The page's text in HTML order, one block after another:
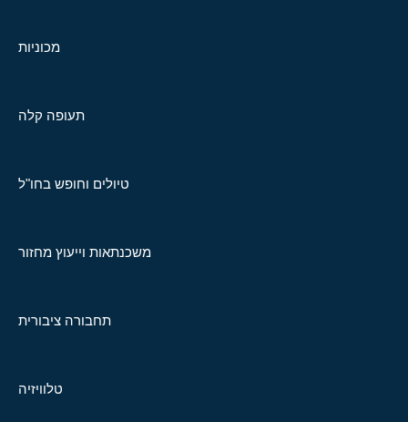
מכוניות
תעופה קלה
טיולים וחופש בחו"ל
משכנתאות וייעוץ מחזור
תחבורה ציבורית
טלוויזיה